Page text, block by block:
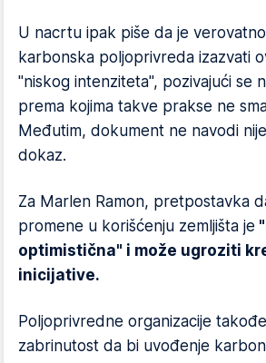
U nacrtu ipak piše da je
karbonska poljoprivreda izazvati
"niskog intenziteta", pozivajući se
prema kojima takve prakse ne
Međutim, dokument ne navodi
dokaz.
Za Marlen Ramon, pretpostavka
promene u korišćenju zemljišta je
optimistična" i može ugroziti
inicijative.
Poljoprivredne organizacije
zabrinutost da bi uvođenje